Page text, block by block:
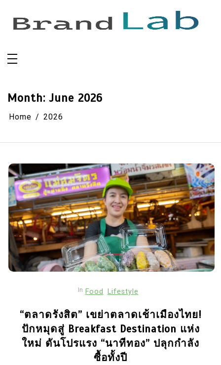
content
Month:June 2026
Home 2026
In Food Lifestyle
“ตลาดรังสิต” เขย่าตลาดเช้าเมืองไทย!
ปักหมุดสู่ Breakfast Destination แห่ง
ใหม่ ดันโปรแรง “นาทีทอง” ปลุกกำลัง
ซื้อทั้งปี